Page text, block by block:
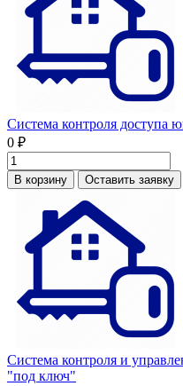
Система контроля доступа
0 ₽
В корзину Оставить заявку
Система контроля и
"под ключ"